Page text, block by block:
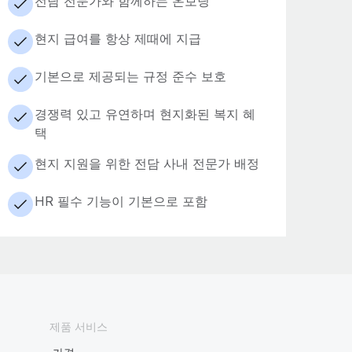
현지 급여를 항상 제때에 지급
기본으로 제공되는 규정 준수 보호
경쟁력 있고 유연하며 현지화된 복지 혜
택
현지 지원을 위한 전담 사내 전문가 배정
HR 필수 기능이 기본으로 포함
제품 서비스